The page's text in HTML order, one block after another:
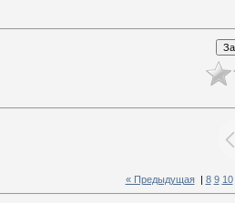
« Предыдущая| 8 9 10